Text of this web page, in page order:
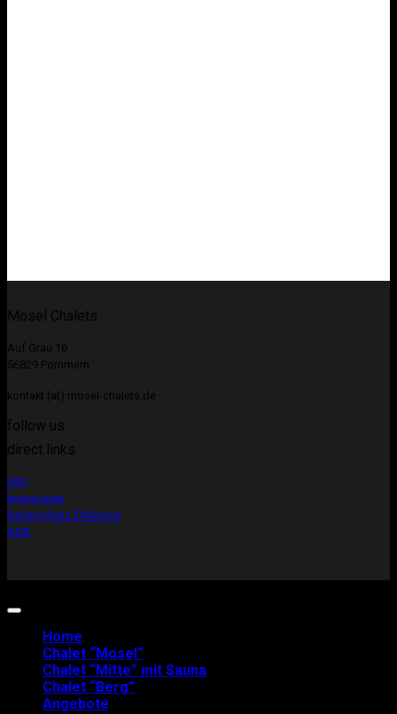
Mosel Chalets
Auf Grau 16
56829 Pommern
kontakt (at) mosel-chalets.de
follow us
direct links
FAQ
Impressum
Datenschutz Erklärung
AGB
Home
Chalet “Mosel”
Chalet “Mitte” mit Sauna
Chalet “Berg”
Angebote